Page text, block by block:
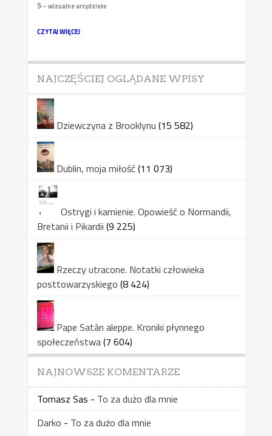
5– wizualne arcydzieło
CZYTAJ WIĘCEJ
NAJCZĘŚCIEJ OGLĄDANE WPISY
Dziewczyna z Brooklynu (15 582)
Dublin, moja miłość(11 073)
Ostrygi i kamienie. Opowieść o Normandii,
Bretanii i Pikardii (9 225)
Rzeczy utracone. Notatki człowieka
posttowarzyskiego (8 424)
Pape Satàn aleppe. Kroniki płynnego
społeczeństwa(7 604)
NAJNOWSZE KOMENTARZE
Tomasz Sas - To za dużo dla mnie
Darko - To za dużo dla mnie